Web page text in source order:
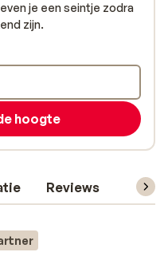
Reviews
je een seintje zodra
zijn.
hoogte